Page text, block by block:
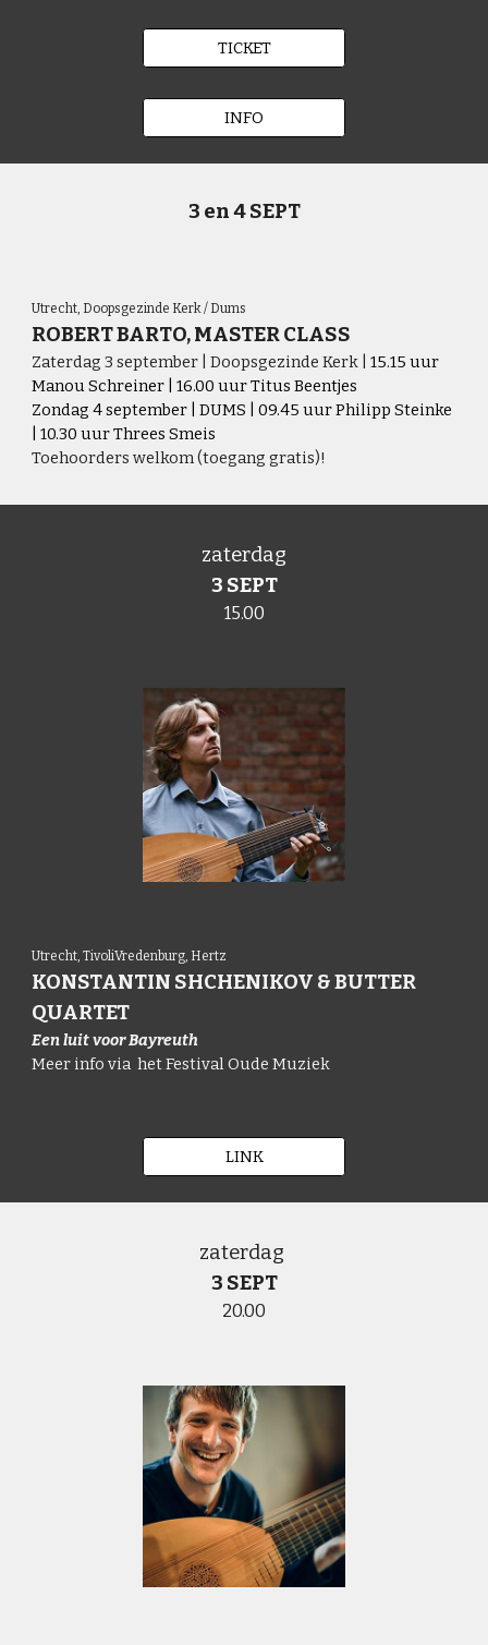
TICKET
INFO
3 en 4 SEPT
Utrecht, Doopsgezinde Kerk / Dums
ROBERT BARTO, MASTER CLASS
Zaterdag 3 september | Doopsgezinde Kerk |15.15 uur
Manou Schreiner | 16.00 uur Titus Beentjes
Zondag 4 september | DUMS | 09.45 uur Philipp Steinke
| 10.30 uur Threes Smeis
Toehoorders welkom (toegang gratis)!
zaterdag
3 SEPT
15.00
Utrecht,TivoliVredenburg, Hertz
KONSTANTIN SHCHENIKOV & BUTTER
QUARTET
Een luit voor Bayreuth
Meer info via het Festival Oude Muziek
LINK
zaterdag
3 SEPT
20.00